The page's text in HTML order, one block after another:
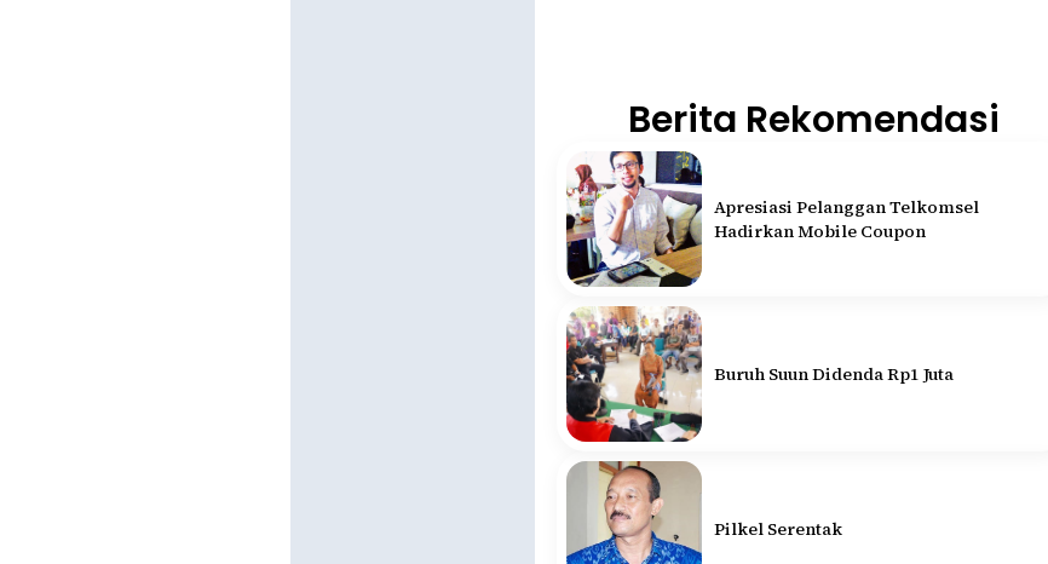
Berita Rekomendasi
Apresiasi Pelanggan Telkomsel
Hadirkan Mobile Coupon
Buruh Suun Didenda Rp1 Juta
Pilkel Serentak